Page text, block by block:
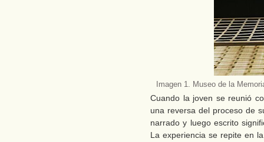
Imagen 1. Museo de la
Cuando la joven se reunió
una reversa del proceso de
narrado y luego escrito
La experiencia se repite en